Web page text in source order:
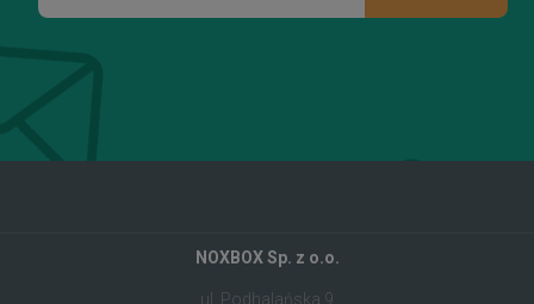
NOXBOX Sp. z o.o.
ul. Podhalańska 9